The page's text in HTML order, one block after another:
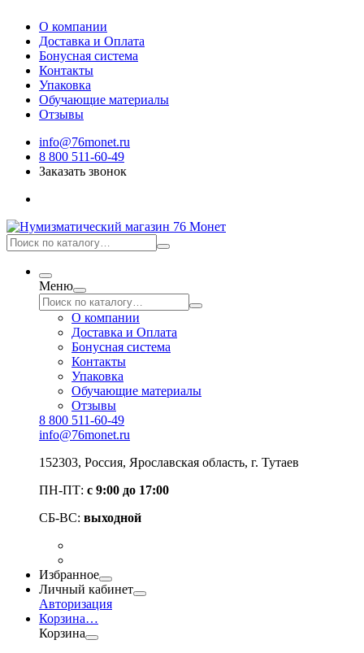
О компании
Доставка и Оплата
Бонусная система
Контакты
Упаковка
Обучающие материалы
Отзывы
info@76monet.ru
8 800 511-60-49
Заказать звонок
Меню
О компании
Доставка и Оплата
Бонусная система
Контакты
Упаковка
Обучающие материалы
Отзывы
8 800 511-60-49
info@76monet.ru
152303, Россия, Ярославская область, г. Тутаев
ПН-ПТ: с 9:00 до 17:00
СБ-ВС: выходной
Избранное
Личный кабинет
Авторизация
Корзина…
Корзина